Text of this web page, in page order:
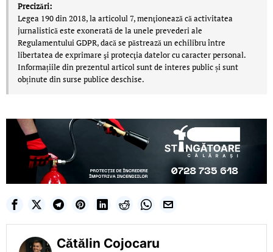
Precizări:
Legea 190 din 2018, la articolul 7, menţionează că activitatea
jurnalistică este exonerată de la unele prevederi ale
Regulamentului GDPR, dacă se păstrează un echilibru între
libertatea de exprimare şi protecţia datelor cu caracter personal.
Informațiile din prezentul articol sunt de interes public și sunt
obținute din surse publice deschise.
Cătălin Cojocaru